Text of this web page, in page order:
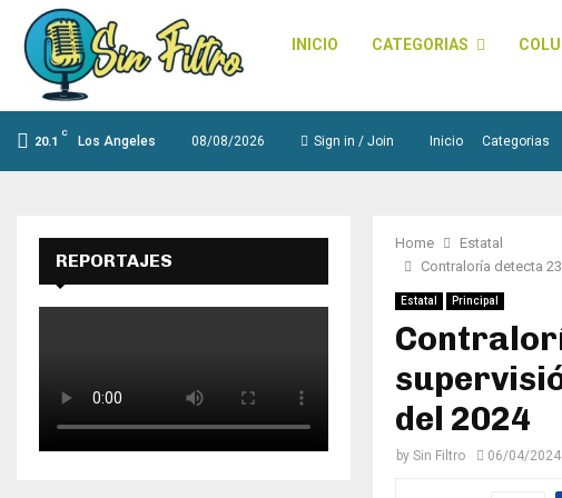
INICIO CATEGORIAS
20.1
C
Los Angeles 08/08/2026 Sign in / Join Inicio Categorias
Home
Estatal
Contraloría detecta
Estatal Principal
del 2024
by Sin Filtro 06/04/2024
REPORTAJES